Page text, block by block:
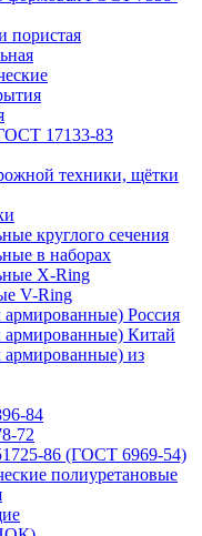
пористая
17133-83
техники, щётки
круглого сечения
в наборах
Х-Ring
V-Ring
Россия
Китай
из
84
72
86 (ГОСТ 6969-54)
полиуретановые